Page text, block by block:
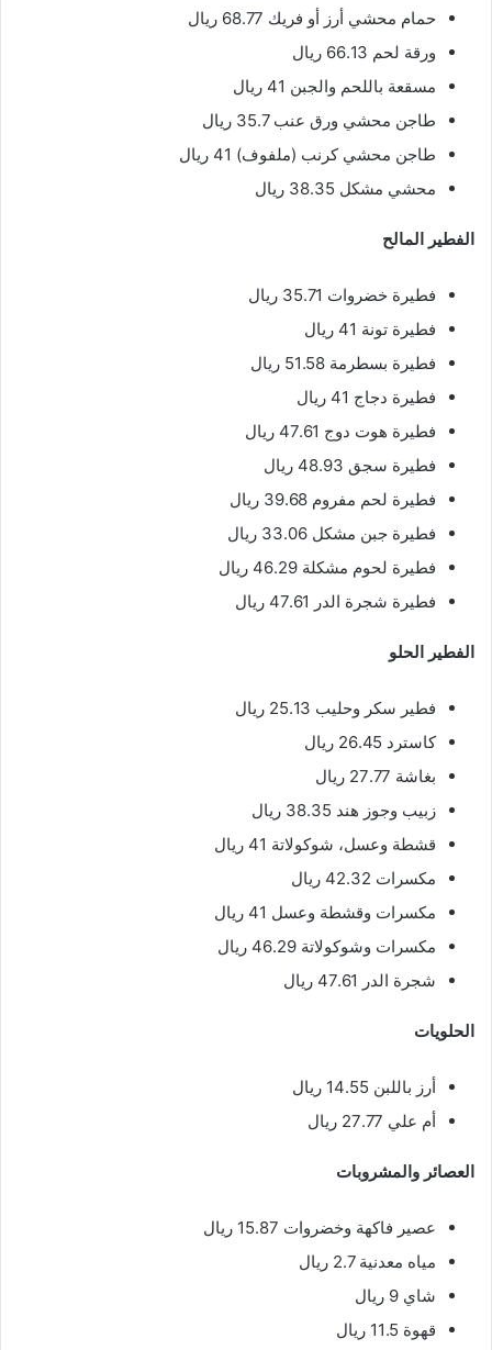
حمام محشي أرز أو فريك 68.77 ريال
ورقة لحم 66.13 ريال
مسقعة باللحم والجبن 41 ريال
طاجن محشي ورق عنب 35.7 ريال
طاجن محشي كرنب (ملفوف) 41 ريال
محشي مشكل 38.35 ريال
الفطير المالح
فطيرة خضروات 35.71 ريال
فطيرة تونة 41 ريال
فطيرة بسطرمة 51.58 ريال
فطيرة دجاج 41 ريال
فطيرة هوت دوج 47.61 ريال
فطيرة سجق 48.93 ريال
فطيرة لحم مفروم 39.68 ريال
فطيرة جبن مشكل 33.06 ريال
فطيرة لحوم مشكلة 46.29 ريال
فطيرة شجرة الدر 47.61 ريال
الفطير الحلو
فطير سكر وحليب 25.13 ريال
كاسترد 26.45 ريال
بغاشة 27.77 ريال
زبيب وجوز هند 38.35 ريال
قشطة وعسل، شوكولاتة 41 ريال
مكسرات 42.32 ريال
مكسرات وقشطة وعسل 41 ريال
مكسرات وشوكولاتة 46.29 ريال
شجرة الدر 47.61 ريال
الحلويات
أرز باللبن 14.55 ريال
أم علي 27.77 ريال
العصائر والمشروبات
عصير فاكهة وخضروات 15.87 ريال
مياه معدنية 2.7 ريال
شاي 9 ريال
قهوة 11.5 ريال